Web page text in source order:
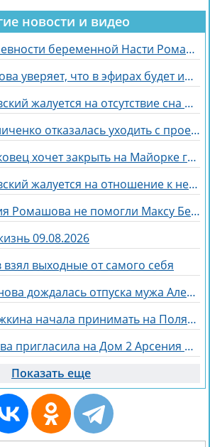
новости и видео
Страданий и ревности беременной Насти Ромашовой не понимает Яна Фиткевич
Карина Клочкова уверяет, что в эфирах будет интересна её пара с Евгением Петуховым
Артём Рышковский жалуется на отсутствие сна из-за Нади Ермаковой
Ивана Михайличенко отказалась уходить с проекта за Алексеем Адеевым
Кристина Лясковец хочет закрыть на Майорке гештальт
Артем Рышковский жалуется на отношение к нему Гракович и Герасимова
Советы Евгения Ромашова не помогли Максу Берду задержаться на Доме 2
09.08.2026
взял выходные от самого себя
Ксения Задойнова дождалась отпуска мужа Александра
Евгения Дорожкина начала принимать на Поляне первых клиенток
Элина Рахимова пригласила на Дом 2 Арсения Колеганова
Показать еще